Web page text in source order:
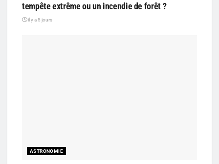
tempête extrême ou un incendie de forêt ?
il y a 5 jours
ASTRONOMIE